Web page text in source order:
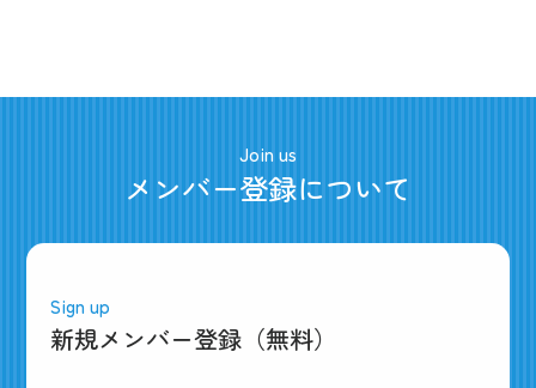
Join us
メンバー登録について
Sign up
新規メンバー登録（無料）